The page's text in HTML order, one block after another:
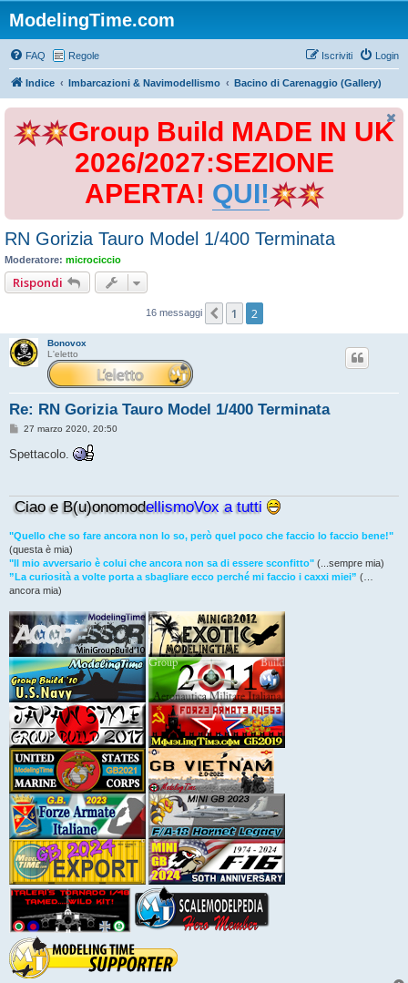
ModelingTime.com
FAQ Regole Login
Iscriviti
Indice Imbarcazioni & Navimodellismo Bacino di Carenaggio (Gallery)
Group Build MADE IN UK
2026/2027:SEZIONE
APERTA! QUI!
RN Gorizia Tauro Model 1/400 Terminata
Moderatore: microciccio
Rispondi
16 messaggi Precedente
1 2
Bonovox
L'eletto
Re: RN Gorizia Tauro Model 1/400 Terminata
M
s
i
o
27 marzo 2020, 20:50
Spettacolo.
Ciao e B(u)onomodellismoVox a tutti
"Quello che so fare ancora non lo so, però quel poco che faccio lo faccio bene!"
(questa è mia)
"Il mio avversario è colui che ancora non sa di essere sconfitto" (...sempre mia)
”La curiosità a volte porta a sbagliare ecco perché mi faccio i caxxi miei” (…
ancora mia)